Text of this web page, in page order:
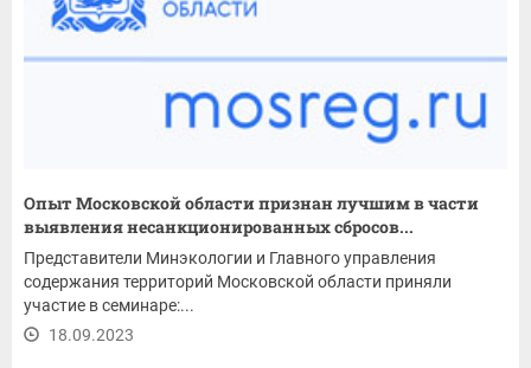
Опыт Московской области признан лучшим в части
выявления несанкционированных сбросов...
Представители Минэкологии и Главного управления
содержания территорий Московской области приняли
участие в семинаре:...
18.09.2023